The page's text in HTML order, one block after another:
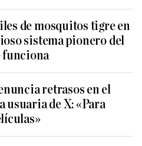
de mosquitos tigre en
sistema pionero del
funciona
retrasos en el
usuaria de X: «Para